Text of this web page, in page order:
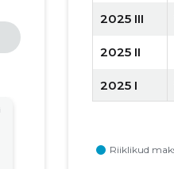
2025 III
2025 II
2025 I
2024 III